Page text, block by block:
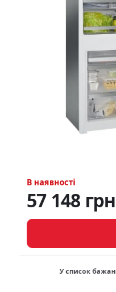
В наявності
57 148 грн
У список